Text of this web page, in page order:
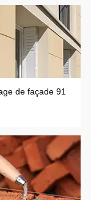
de façade 91